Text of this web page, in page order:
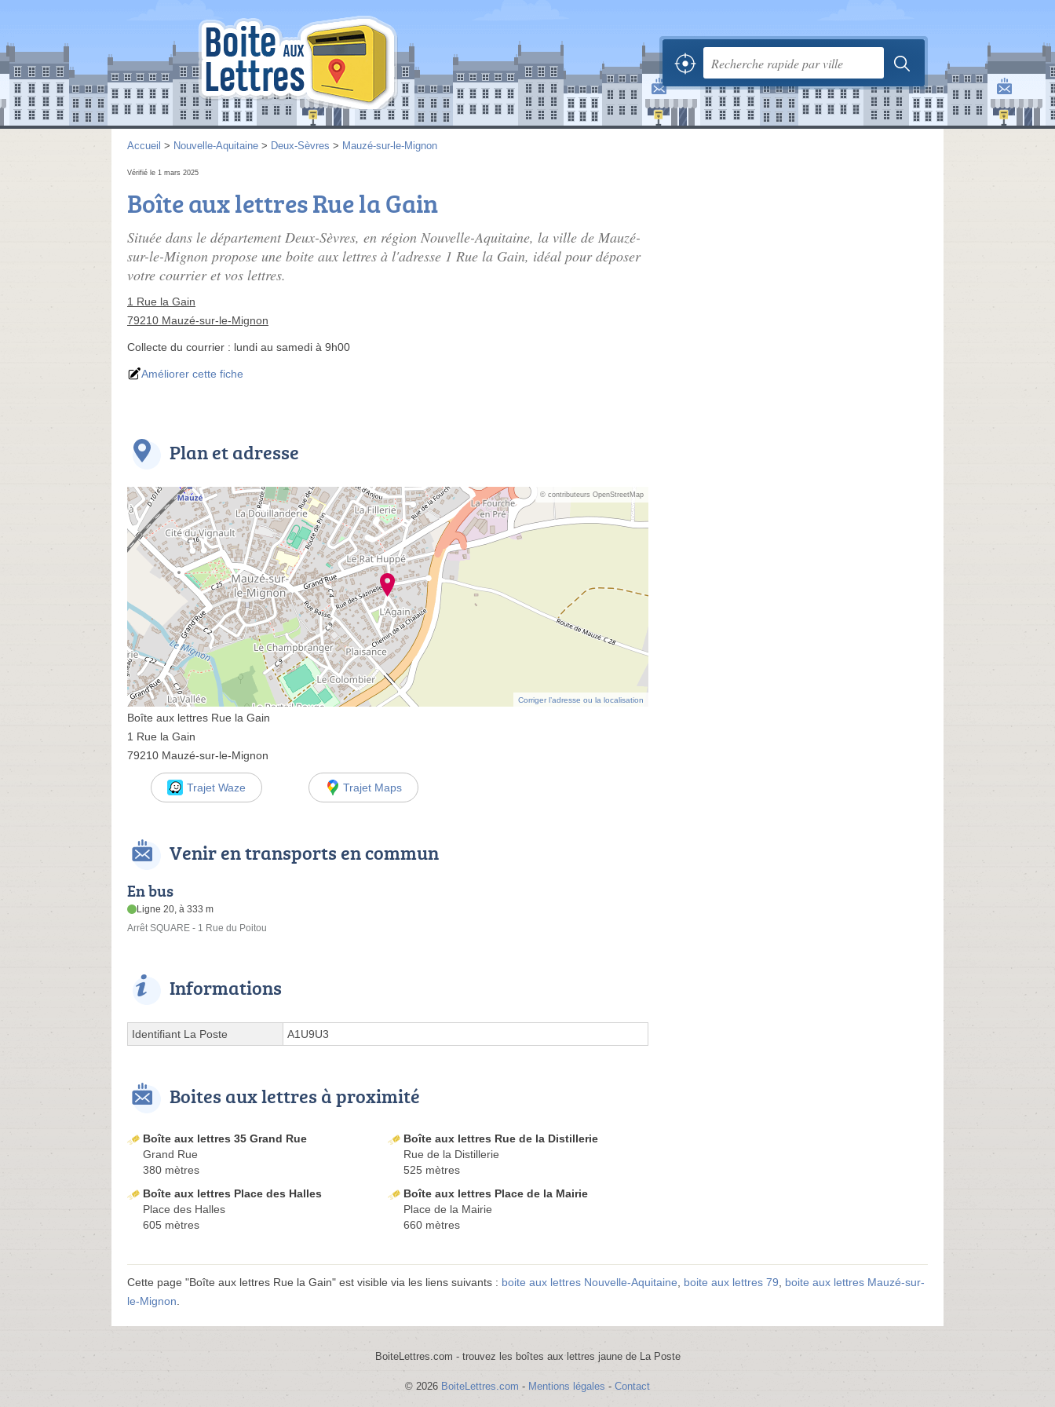
Accueil > Nouvelle-Aquitaine > Deux-Sèvres > Mauzé-sur-le-Mignon
Vérifié le 1 mars 2025
Boîte aux lettres Rue la Gain
Située dans le département Deux-Sèvres, en région Nouvelle-Aquitaine, la ville de Mauzé-
sur-le-Mignon propose une boite aux lettres à l'adresse 1 Rue la Gain, idéal pour déposer
votre courrier et vos lettres.
1 Rue la Gain
79210 Mauzé-sur-le-Mignon
Collecte du courrier : lundi au samedi à 9h00
Améliorer cette fiche
Plan et adresse
© contributeurs OpenStreetMap
Corriger l’adresse ou la localisation
Boîte aux lettres Rue la Gain
1 Rue la Gain
79210 Mauzé-sur-le-Mignon
Trajet Waze Trajet Maps
Venir en transports en commun
En bus
Ligne 20, à 333 m
Arrêt SQUARE - 1 Rue du Poitou
Informations
Identifiant La Poste A1U9U3
Boites aux lettres à proximité
Boîte aux lettres 35 Grand Rue
Grand Rue
380 mètres
Boîte aux lettres Rue de la Distillerie
Rue de la Distillerie
525 mètres
Boîte aux lettres Place des Halles
Place des Halles
605 mètres
Boîte aux lettres Place de la Mairie
Place de la Mairie
660 mètres
Cette page "Boîte aux lettres Rue la Gain" est visible via les liens suivants : boite aux lettres Nouvelle-Aquitaine, boite aux lettres 79, boite aux lettres Mauzé-sur-
le-Mignon.
BoiteLettres.com - trouvez les boîtes aux lettres jaune de La Poste
© 2026 BoiteLettres.com - Mentions légales - Contact